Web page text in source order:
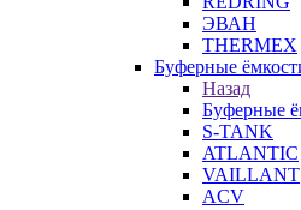
ЭВАН
THERMEX
Буферные
Назад
Буферные
S-TANK
ATLANTIC
VAILLANT
ACV